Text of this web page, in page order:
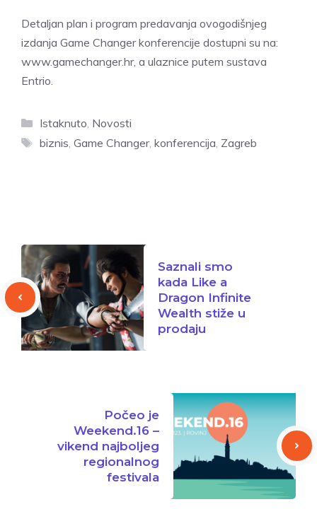
Detaljan plan i program predavanja ovogodišnjeg
izdanja Game Changer konferencije dostupni su na:
www.gamechanger.hr, a ulaznice putem sustava
Entrio
Kategorije
Istaknuto Novosti
Oznake
biznis Game Changer, konferencija Zagreb
Saznali smo
kada Like a
Dragon Infinite
Wealth stiže u
prodaju
Počeo je
Weekend.16 –
vikend najboljeg
regionalnog
festivala